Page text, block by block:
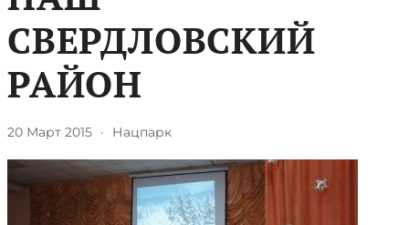
СВЕРДЛОВСКИЙ
РАЙОН
20 Март 2015 · Нацпарк